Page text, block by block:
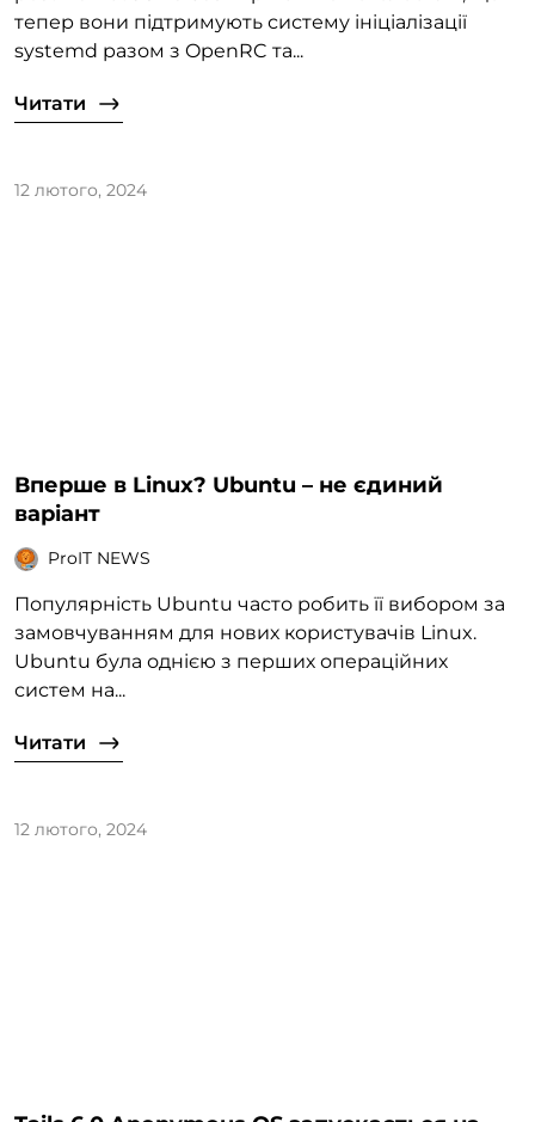
тепер вони підтримують систему ініціалізації
systemd разом з OpenRC та...
Читати
12 лютого, 2024
Вперше в Linux? Ubuntu – не єдиний
варіант
ProIT NEWS
Популярність Ubuntu часто робить її вибором за
замовчуванням для нових користувачів Linux.
Ubuntu була однією з перших операційних
систем на...
Читати
12 лютого, 2024